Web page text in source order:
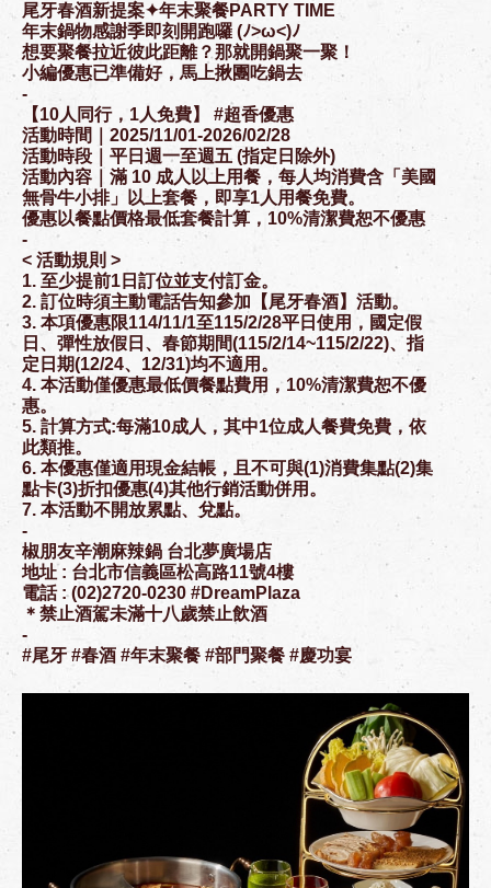
尾牙春酒新提案✦年末聚餐PARTY TIME
年末鍋物感謝季即刻開跑囉 (ﾉ>ω<)ﾉ
想要聚餐拉近彼此距離？那就開鍋聚一聚！
小編優惠已準備好，馬上揪團吃鍋去
-
【10人同行，1人免費】 #超香優惠
活動時間｜2025/11/01-2026/02/28
活動時段｜平日週一至週五 (指定日除外)
活動內容｜滿 10 成人以上用餐，每人均消費含「美國
無骨牛小排」以上套餐，即享1人用餐免費。
優惠以餐點價格最低套餐計算，10%清潔費恕不優惠
-
< 活動規則 >
1. 至少提前1日訂位並支付訂金。
2. 訂位時須主動電話告知參加【尾牙春酒】活動。
3. 本項優惠限114/11/1至115/2/28平日使用，國定假
日、彈性放假日、春節期間(115/2/14~115/2/22)、指
定日期(12/24、12/31)均不適用。
4. 本活動僅優惠最低價餐點費用，10%清潔費恕不優
惠。
5. 計算方式:每滿10成人，其中1位成人餐費免費，依
此類推。
6. 本優惠僅適用現金結帳，且不可與(1)消費集點(2)集
點卡(3)折扣優惠(4)其他行銷活動併用。
7. 本活動不開放累點、兌點。
-
椒朋友辛潮麻辣鍋 台北夢廣場店
地址 : 台北市信義區松高路11號4樓
電話 : (02)2720-0230 #DreamPlaza
＊禁止酒駕未滿十八歲禁止飲酒
-
#尾牙 #春酒 #年末聚餐 #部門聚餐 #慶功宴